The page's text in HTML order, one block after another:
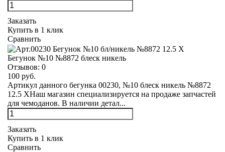
Заказать
Купить в 1 клик
Сравнить
Бегунок №10 №8872 блеск никель
Отзывов: 0
100 руб.
Артикул данного бегунка 00230, №10 блеск никель №8872
12.5 XНаш магазин специализируется на продаже запчастей
для чемоданов. В наличии детал...
Заказать
Купить в 1 клик
Сравнить